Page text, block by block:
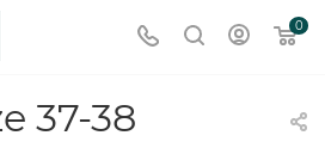
0
37-38